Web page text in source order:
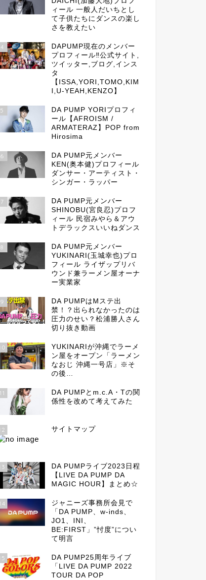
ィール 一般人だいちとし
て子供たちにダンスの楽し
さを教えたい
4
DAPUMP現在のメンバー
プロフィール‼公式サイト,
ツイッター,ブログ,インス
タ
【ISSA,YORI,TOMO,KIM
I,U-YEAH,KENZO】
5
DA PUMP YORIプロフィ
ール【AFROISM /
ARMATERAZ】POP from
Hirosima
6
DA PUMP元メンバー
KEN(奥本健)プロフィール
ダンサー・アーティスト・
シンガー・ラッパー
7
DA PUMP元メンバー
SHINOBU(宮良忍)プロフ
ィール 民宿みやら＆アウ
トデラックスいいねダンス
8
DA PUMP元メンバー
YUKINARI(玉城幸也)プロ
フィール ライザップリバ
ウンド兼ラーメン屋オーナ
ー実業家
9
DA PUMPはMステ出
禁！？出られなかったのは
圧力のせい？松浦勝人さん
切り抜き動画
YUKINARIが沖縄でラーメ
ン屋をオープン「ラーメン
なおじ 沖縄一号店」※そ
の後…
11
DA PUMPとm.c.A・Tの関
係性を改めて考えてみた
サイトマップ
DA PUMPライブ2023日程
【LIVE DA PUMP DA
MAGIC HOUR】まとめ☆
ジャニーズ事務所会見で
「DA PUMP、w-inds、
JO1、INI、
BE:FIRST」”忖度”につい
て明言
DA PUMP25周年ライブ
「LIVE DA PUMP 2022
TOUR DA POP